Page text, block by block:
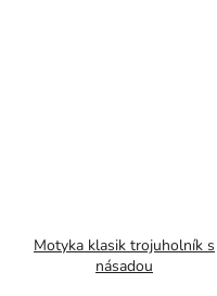
Motyka klasik trojuholník s
násadou